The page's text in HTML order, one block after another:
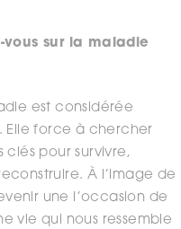
vous sur la maladie
est considérée
Elle force à chercher
clés pour survivre,
À l’image de
une l’occasion de
vie qui nous ressemble